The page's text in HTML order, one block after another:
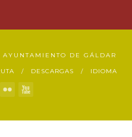
DE GÁLDAR
DESCARGAS IDIOMA